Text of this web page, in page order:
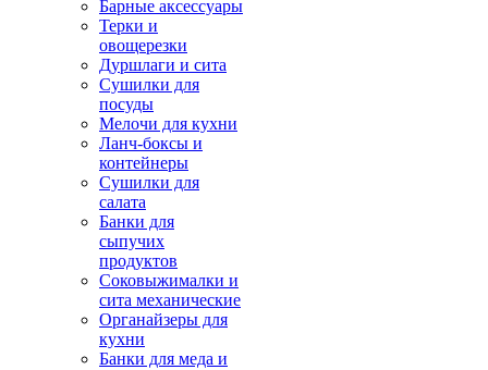
Барные аксессуары
Терки и
овощерезки
Дуршлаги и сита
Сушилки для
посуды
Мелочи для кухни
Ланч-боксы и
контейнеры
Сушилки для
салата
Банки для
сыпучих
продуктов
Соковыжималки и
сита механические
Органайзеры для
кухни
Банки для меда и